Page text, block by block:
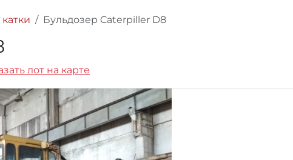
Бульдозер Caterpiller D8
лот на карте